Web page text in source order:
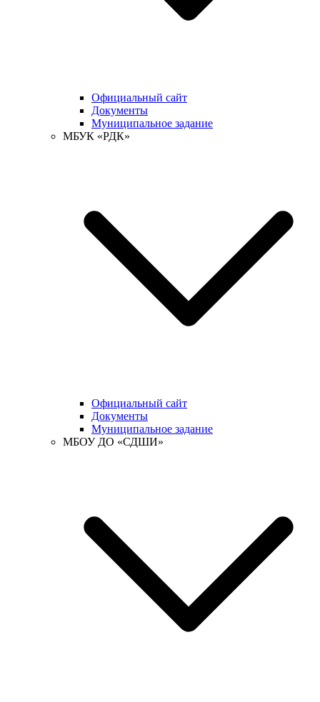
Официальный сайт
Документы
Муниципальное задание
МБУК «РДК»
Официальный сайт
Документы
Муниципальное задание
МБОУ ДО «СДШИ»